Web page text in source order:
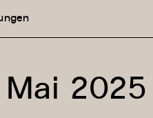
Mai 2025